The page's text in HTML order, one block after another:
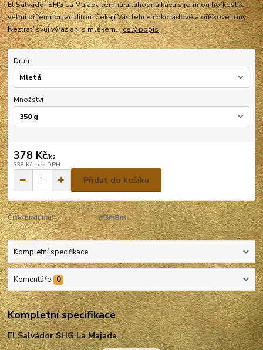
El Salvádor SHG La Majada Jemná a lahodná káva s jemnou hořkostí a
velmi příjemnou aciditou. Čekají Vás lehce čokoládové a oříškové tóny.
Neztratí svůj výraz ani s mlékem.celý popis
Druh
Množství
378 Kč/ks
338 Kč bez DPH
Přidat do košíku
Číslo produktu: cf3mBm
Kompletní specifikace
Komentáře 0
Kompletní specifikace
El Salvádor SHG La Majada